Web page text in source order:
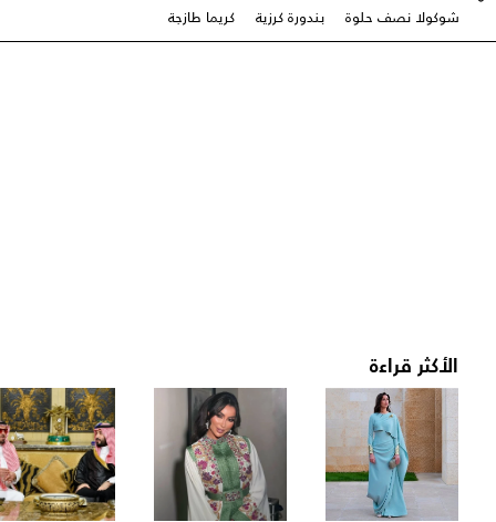
شوكولا نصف حلوة
بندورة كرزية كريما طازجة
الأكثر قراءة